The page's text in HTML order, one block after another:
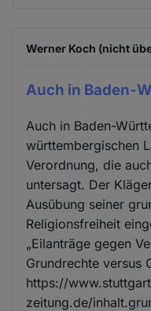
Werner Koch (nicht
Auch in Baden-
Auch in Baden-
württembergischen
Verordnung, die
untersagt. Der
Ausübung seiner
Religionsfreiheit
„Eilanträge gegen
Grundrechte versus
https://
zeitung.de/